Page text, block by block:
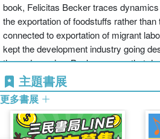
book, Felicitas Becker traces
the exportation of foodstuffs rather
connected to exportation of migrant
kept the development industry going
these dynamics. Becker argues that
exaggerated their prospects to secure
strategies as new to maintain their
rural Africans for failing to meet the
But the rural poor, too, pursued
morality of poverty and wealth.
主題書展
更多書展